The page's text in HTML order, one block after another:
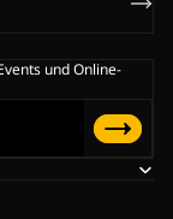
und Online-